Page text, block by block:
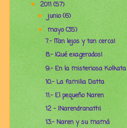
▼2011(57)
►junio(6)
▼mayo(35)
7.- ¡Tan lejos y tan cerca!
8.- ¡Qué exagerados!
9.- En la misteriosa Kolkata
10.- La familia Datta
11.- El pequeño Naren
12 - ¡Narendranath!
13.- Naren y su mamá